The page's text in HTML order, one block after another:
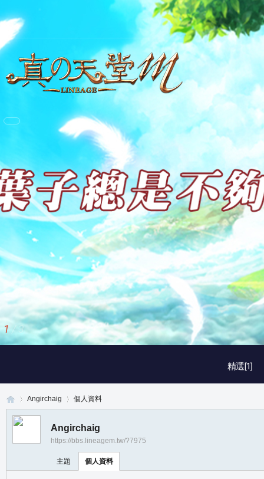
精選[1]
1 / 3
Angirchaig 個人資料
Angirchaig
https://bbs.lineagem.tw/?7975
主題 個人資料